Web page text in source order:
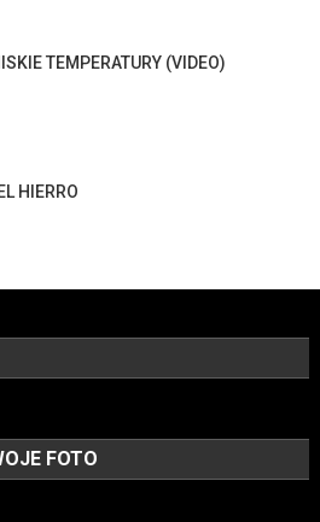
TEMPERATURY (VIDEO)
HIERRO
FOTO